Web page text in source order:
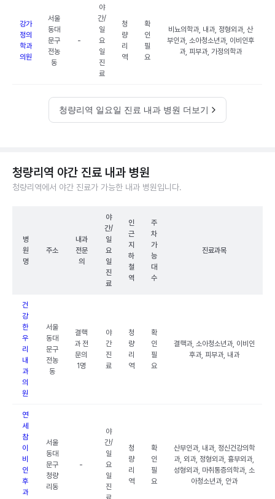
강가
정의
학과
의원
서울
동대
문구
전농
동
-
야
간/
일
요
일
진
료
청
량
리
역
확
인
필
요
비뇨의학과, 내과, 정형외과, 산
부인과, 소아청소년과, 이비인후
과, 피부과, 가정의학과
청량리역 일요일 진료 내과 병원 더보기
청량리역 야간 진료 내과 병원
청량리역에서 야간 진료가 가능한 내과 병원입니다.
병
원
명
주소
내과
전문
의
야
간/
일
요
일
진
료
인
근
지
하
철
역
주
차
가
능
대
수
진료과목
건
강
한
우
리
내
과
의
원
서울
동대
문구
전농
동
결핵
과 전
문의
1명
야
간
진
료
청
량
리
역
확
인
필
요
결핵과, 소아청소년과, 이비인
후과, 피부과, 내과
연
세
참
이
비
인
후
과
서울
동대
문구
청량
리동
-
야
간/
일
요
일
진
청
량
리
역
확
인
필
요
산부인과, 내과, 정신건강의학
과, 외과, 정형외과, 흉부외과,
성형외과, 마취통증의학과, 소
아청소년과, 안과